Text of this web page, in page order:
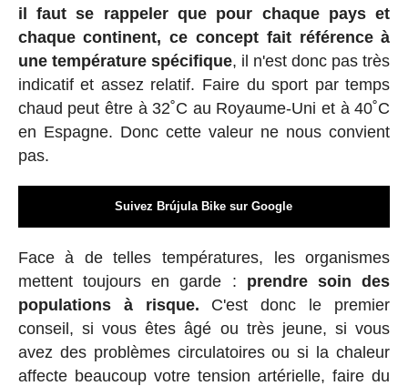
il faut se rappeler que pour chaque pays et
chaque continent, ce concept fait référence à
une température spécifique, il n'est donc pas très
indicatif et assez relatif. Faire du sport par temps
chaud peut être à 32˚C au Royaume-Uni et à 40˚C
en Espagne. Donc cette valeur ne nous convient
pas.
Suivez Brújula Bike sur Google
Face à de telles températures, les organismes
mettent toujours en garde : prendre soin des
populations à risque. C'est donc le premier
conseil, si vous êtes âgé ou très jeune, si vous
avez des problèmes circulatoires ou si la chaleur
affecte beaucoup votre tension artérielle, faire du